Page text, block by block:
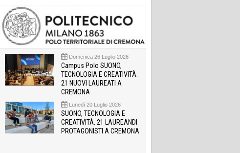
Domenica 26 Luglio 2026
Campus Polo SUONO,
TECNOLOGIA E CREATIVITÀ:
21 NUOVI LAUREATI A
CREMONA
Lunedì 20 Luglio 2026
SUONO, TECNOLOGIA E
CREATIVITÀ: 21 LAUREANDI
PROTAGONISTI A CREMONA